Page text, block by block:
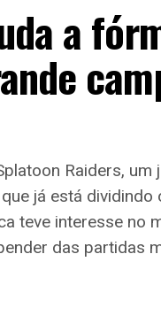
a
Raiders, um
já está dividindo
teve interesse no
das partidas